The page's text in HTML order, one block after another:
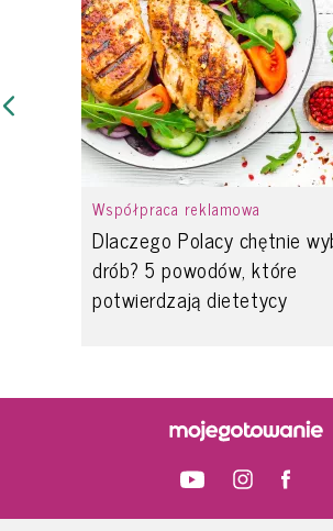
Współpraca reklamowa
Dlaczego Polacy chętnie
drób? 5 powodów, które
potwierdzają dietetycy